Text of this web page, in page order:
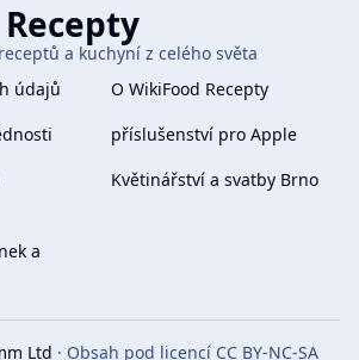
a kuchyní z celého světa
údajů
O WikiFood Recepty
příslušenství pro Apple
Květinářství a svatby Brno
a
Ltd · Obsah pod licencí CC BY-NC-SA